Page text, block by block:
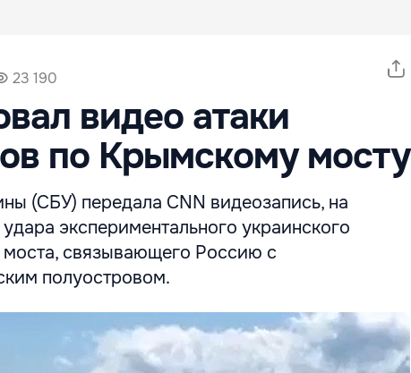
23 190
видео атаки
по Крымскому мосту
(СБУ) передала CNN видеозапись, на
экспериментального украинского
связывающего Россию с
полуостровом.